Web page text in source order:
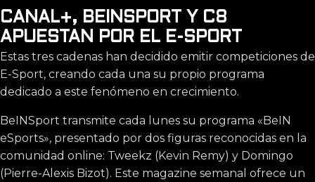
CANAL+, BEINSPORT Y C8
APUESTAN POR EL E-SPORT
Estas tres cadenas han decidido emitir competiciones de
E-Sport, creando cada una su propio programa
dedicado a este fenómeno en crecimiento.
BeINSport transmite cada lunes su programa «BeIN
eSports», presentado por dos figuras reconocidas en la
comunidad online: Tweekz (Kevin Remy) y Domingo
(Pierre-Alexis Bizot). Este magazine semanal ofrece un